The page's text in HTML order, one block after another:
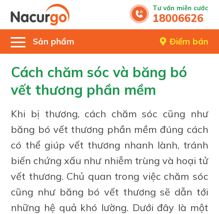
Tư vấn miễn cước
18006626
Sản phẩm Điểm bán
Cách chăm sóc và băng bó
vết thương phần mềm
Khi bị thương, cách chăm sóc cũng như
băng bó vết thương phần mềm đúng cách
có thể giúp vết thương nhanh lành, tránh
biến chứng xấu như nhiễm trùng và hoại tử
vết thương. Chủ quan trong việc chăm sóc
cũng như băng bó vết thương sẽ dẫn tới
những hệ quả khó lường. Dưới đây là một